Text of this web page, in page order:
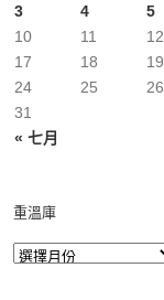
« 七月
3
4 5
10
11 12
17
18 19
24
25 26
31
重溫庫